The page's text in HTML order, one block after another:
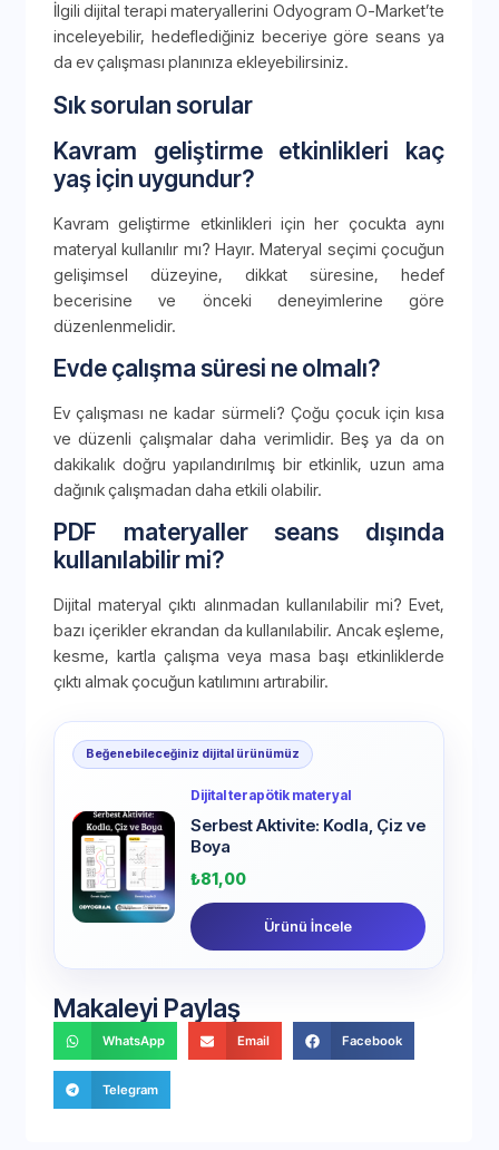
İlgili dijital terapi materyallerini Odyogram O-Market’te
inceleyebilir, hedeflediğiniz beceriye göre seans ya
da ev çalışması planınıza ekleyebilirsiniz.
Sık sorulan sorular
Kavram geliştirme etkinlikleri kaç
yaş için uygundur?
Kavram geliştirme etkinlikleri için her çocukta aynı
materyal kullanılır mı? Hayır. Materyal seçimi çocuğun
gelişimsel düzeyine, dikkat süresine, hedef
becerisine ve önceki deneyimlerine göre
düzenlenmelidir.
Evde çalışma süresi ne olmalı?
Ev çalışması ne kadar sürmeli? Çoğu çocuk için kısa
ve düzenli çalışmalar daha verimlidir. Beş ya da on
dakikalık doğru yapılandırılmış bir etkinlik, uzun ama
dağınık çalışmadan daha etkili olabilir.
PDF materyaller seans dışında
kullanılabilir mi?
Dijital materyal çıktı alınmadan kullanılabilir mi? Evet,
bazı içerikler ekrandan da kullanılabilir. Ancak eşleme,
kesme, kartla çalışma veya masa başı etkinliklerde
çıktı almak çocuğun katılımını artırabilir.
Beğenebileceğiniz dijital ürünümüz
Dijital terapötik materyal
Serbest Aktivite: Kodla, Çiz ve
Boya
₺81,00
Ürünü İncele
Makaleyi Paylaş
WhatsApp Email Facebook
Telegram